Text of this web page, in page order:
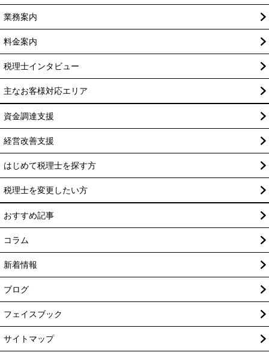
業務案内
料金案内
税理士インタビュー
主なお客様対応エリア
資金調達支援
経営改善支援
はじめて税理士を探す方
税理士を変更したい方
おすすめ記事
コラム
新着情報
ブログ
フェイスブック
サイトマップ